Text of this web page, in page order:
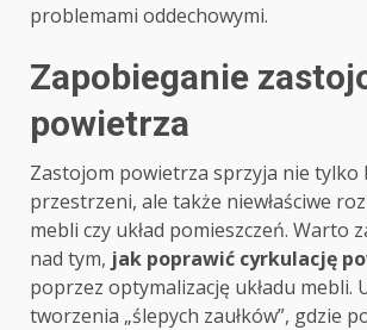
problemami oddechowymi.
Zapobieganie
powietrza
Zastojom powietrza sprzyja nie tylko
przestrzeni, ale także niewłaściwe
mebli czy układ pomieszczeń. Warto
nad tym, jak poprawić cyrkulację
poprzez optymalizację układu mebli.
tworzenia „ślepych zaułków”, gdzie